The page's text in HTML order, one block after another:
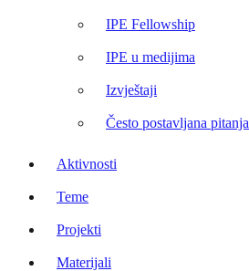
IPE Fellowship
IPE u medijima
Izvještaji
Često postavljana pitanja
Aktivnosti
Teme
Projekti
Materijali